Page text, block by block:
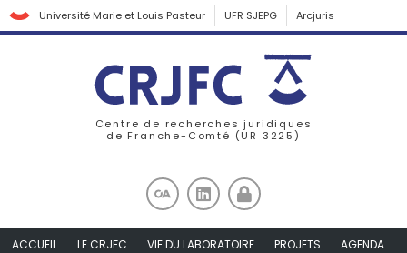
Université Marie et Louis Pasteur UFR SJEPG Arcjuris
Centre de recherches juridiques
de Franche-Comté (UR 3225)
ACCUEIL LE CRJFC VIE DU LABORATOIRE PROJETS
AGENDA